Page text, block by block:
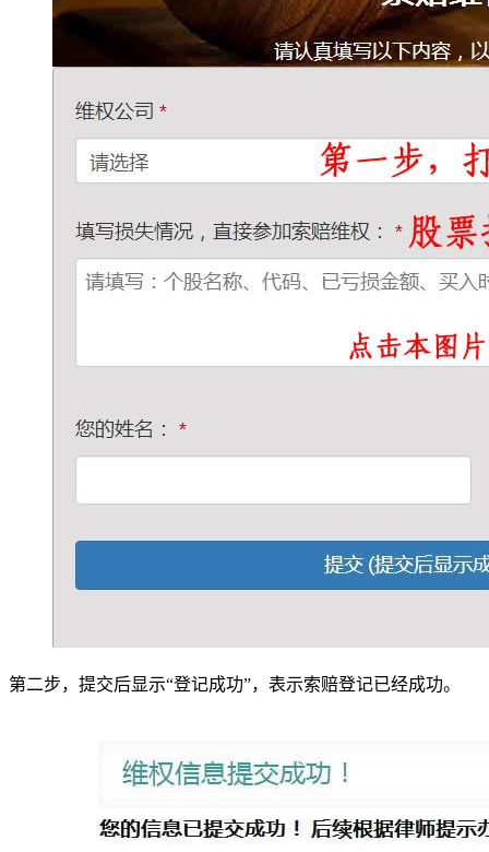
第二步，提交后显示“登记成功”，表示索赔登记已经成功。